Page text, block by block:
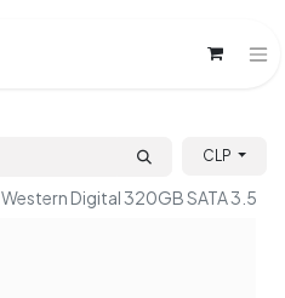
CLP
Western Digital 320GB SATA 3.5